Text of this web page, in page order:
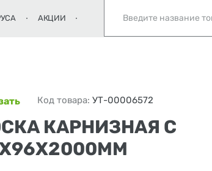
АКЦИИ
Код товара:УТ-00006572
КАРНИЗНАЯ С